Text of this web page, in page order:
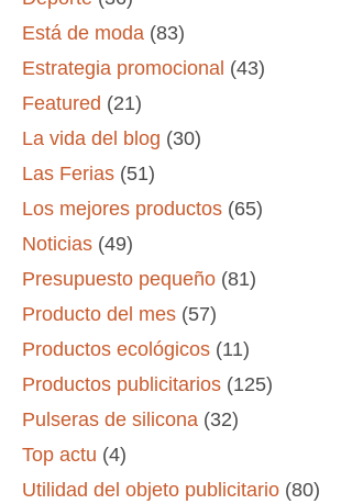
Está de moda (83)
Estrategia promocional (43)
Featured (21)
La vida del blog (30)
Las Ferias (51)
Los mejores productos (65)
Noticias (49)
Presupuesto pequeño (81)
Producto del mes (57)
Productos ecológicos (11)
Productos publicitarios (125)
Pulseras de silicona (32)
Top actu (4)
Utilidad del objeto publicitario (80)